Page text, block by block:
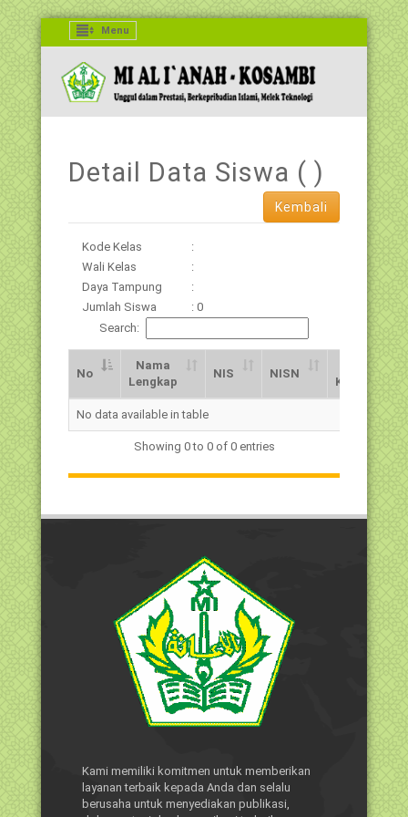
Menu
Detail Data Siswa ( )
Kembali
Kode Kelas
:
Wali Kelas
:
Daya Tampung
:
Jumlah Siswa
: 0
Search:
No
Nama
Lengkap
NIS NISN
Kelamin
No
Nama
Kelamin
No data available in table
Showing 0 to 0 of 0 entries
Kami memiliki komitmen untuk memberikan
layanan terbaik kepada Anda dan selalu
berusaha untuk menyediakan publikasi,